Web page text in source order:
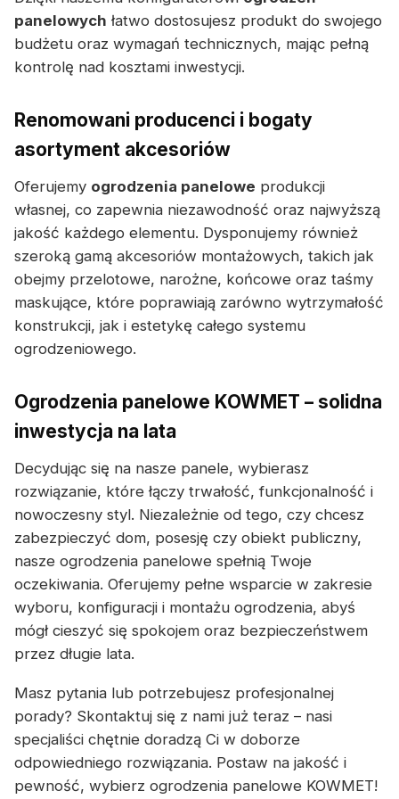
panelowych łatwo dostosujesz produkt do swojego
budżetu oraz wymagań technicznych, mając pełną
kontrolę nad kosztami inwestycji.
Renomowani producenci i bogaty
asortyment akcesoriów
Oferujemy ogrodzenia panelowe produkcji
własnej, co zapewnia niezawodność oraz najwyższą
jakość każdego elementu. Dysponujemy również
szeroką gamą akcesoriów montażowych, takich jak
obejmy przelotowe, narożne, końcowe oraz taśmy
maskujące, które poprawiają zarówno wytrzymałość
konstrukcji, jak i estetykę całego systemu
ogrodzeniowego.
Ogrodzenia panelowe KOWMET – solidna
inwestycja na lata
Decydując się na nasze panele, wybierasz
rozwiązanie, które łączy trwałość, funkcjonalność i
nowoczesny styl. Niezależnie od tego, czy chcesz
zabezpieczyć dom, posesję czy obiekt publiczny,
nasze ogrodzenia panelowe spełnią Twoje
oczekiwania. Oferujemy pełne wsparcie w zakresie
wyboru, konfiguracji i montażu ogrodzenia, abyś
mógł cieszyć się spokojem oraz bezpieczeństwem
przez długie lata.
Masz pytania lub potrzebujesz profesjonalnej
porady? Skontaktuj się z nami już teraz – nasi
specjaliści chętnie doradzą Ci w doborze
odpowiedniego rozwiązania. Postaw na jakość i
pewność, wybierz ogrodzenia panelowe KOWMET!